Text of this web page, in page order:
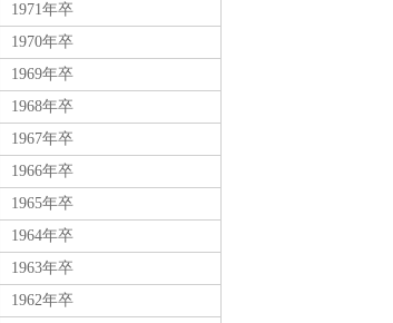
1971年卒
1970年卒
1969年卒
1968年卒
1967年卒
1966年卒
1965年卒
1964年卒
1963年卒
1962年卒